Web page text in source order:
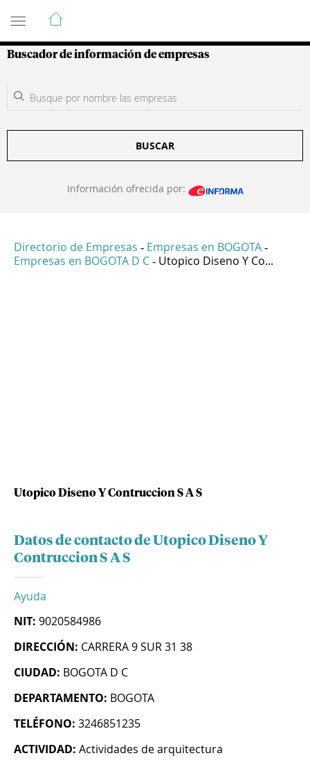
Guía de Empresas Colombianas
Buscador de información de empresas
BUSCAR
Información ofrecida por:
Directorio de Empresas - Empresas en BOGOTA -
Empresas en BOGOTA D C - Utopico Diseno Y Co...
Utopico Diseno Y Contruccion S A S
Datos de contacto de Utopico Diseno Y
Contruccion S A S
Ayuda
NIT: 9020584986
DIRECCIÓN: CARRERA 9 SUR 31 38
CIUDAD: BOGOTA D C
DEPARTAMENTO: BOGOTA
TELÉFONO: 3246851235
ACTIVIDAD: Actividades de arquitectura